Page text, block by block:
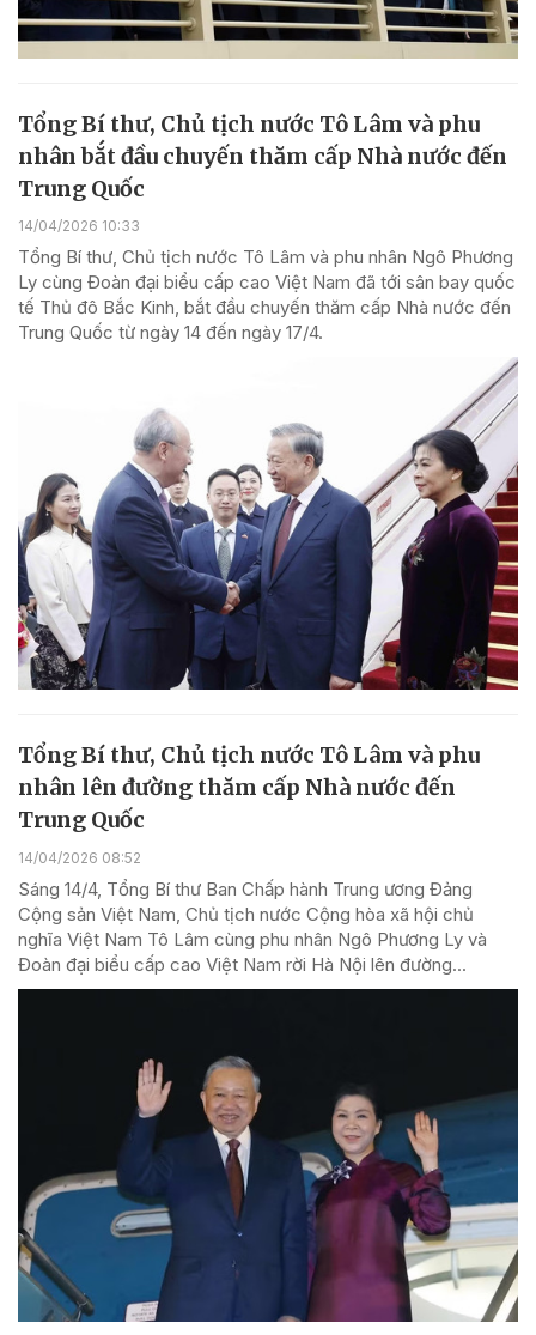
Tổng Bí thư, Chủ tịch nước Tô Lâm và phu
nhân bắt đầu chuyến thăm cấp Nhà nước đến
Trung Quốc
14/04/2026 10:33
Tổng Bí thư, Chủ tịch nước Tô Lâm và phu nhân Ngô Phương
Ly cùng Đoàn đại biểu cấp cao Việt Nam đã tới sân bay quốc
tế Thủ đô Bắc Kinh, bắt đầu chuyến thăm cấp Nhà nước đến
Trung Quốc từ ngày 14 đến ngày 17/4.
Tổng Bí thư, Chủ tịch nước Tô Lâm và phu
nhân lên đường thăm cấp Nhà nước đến
Trung Quốc
14/04/2026 08:52
Sáng 14/4, Tổng Bí thư Ban Chấp hành Trung ương Đảng
Cộng sản Việt Nam, Chủ tịch nước Cộng hòa xã hội chủ
nghĩa Việt Nam Tô Lâm cùng phu nhân Ngô Phương Ly và
Đoàn đại biểu cấp cao Việt Nam rời Hà Nội lên đường...